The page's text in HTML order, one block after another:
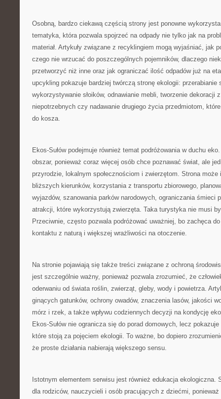
Osobną, bardzo ciekawą częścią strony jest ponowne
tematyka, która pozwala spojrzeć na odpady nie tylko jak na
materiał. Artykuły związane z recyklingiem mogą wyjaśniać, jak
czego nie wrzucać do poszczególnych pojemników, dlaczego
przetworzyć niż inne oraz jak ograniczać ilość odpadów już na
upcykling pokazuje bardziej twórczą stronę ekologii: przerabianie
wykorzystywanie słoików, odnawianie mebli, tworzenie dekoracji
niepotrzebnych czy nadawanie drugiego życia przedmiotom,
do kosza.
Ekos-Sułów podejmuje również temat podróżowania w duchu
obszar, ponieważ coraz więcej osób chce poznawać świat, ale
przyrodzie, lokalnym społecznościom i zwierzętom. Strona może
bliższych kierunków, korzystania z transportu zbiorowego,
wyjazdów, szanowania parków narodowych, ograniczania śmieci
atrakcji, które wykorzystują zwierzęta. Taka turystyka nie musi
Przeciwnie, często pozwala podróżować uważniej, bo zachęca
kontaktu z naturą i większej wrażliwości na otoczenie.
Na stronie pojawiają się także treści związane z ochroną
jest szczególnie ważny, ponieważ pozwala zrozumieć, że
oderwaniu od świata roślin, zwierząt, gleby, wody i powietrza.
ginących gatunków, ochrony owadów, znaczenia lasów, jakości
mórz i rzek, a także wpływu codziennych decyzji na kondycję
Ekos-Sułów nie ogranicza się do porad domowych, lecz
które stoją za pojęciem ekologii. To ważne, bo dopiero
że proste działania nabierają większego sensu.
Istotnym elementem serwisu jest również edukacja ekologiczna.
dla rodziców, nauczycieli i osób pracujących z dziećmi,